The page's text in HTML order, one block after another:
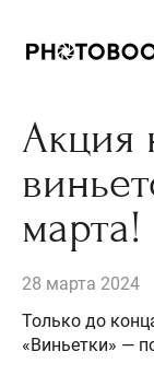
Акция
марта!
28 марта 2024
Только до
«Виньетки» —